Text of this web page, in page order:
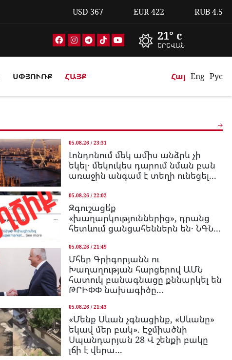
USD 367 EUR422 RUB4.5
21° c
ԵՐԵՎԱՆ
ՍՓՅՈՒՌՔ ՀԱՅՔ Հայ Eng Рус
05.08.26 / 23:31
Լոնդոնում մեկ ամիս անձրև չի
եկել․ մեկուկես դարում նման բան
առաջին անգամ է տեղի ունեցել...
05.08.26 / 22:02
Զգուշացե՛ք
«խաղարկություններից», դրանց
հետևում ցանցահեններն են․ ՆԳՆ...
05.08.26 / 21:49
Մհեր Գրիգորյանն ու
Խաղաղության հարցերով ԱՄՆ
հատուկ բանագնացը քննարկել են
ԹՐԻՓՓ նախագիծը...
05.08.26 / 21:43
«Մենք Սևան չգնացինք, «Սևանը»
եկավ մեր բակ». Էջմիածնի
Սպանդարյան 28 Վ շենքի բակը
լճի է վերա...